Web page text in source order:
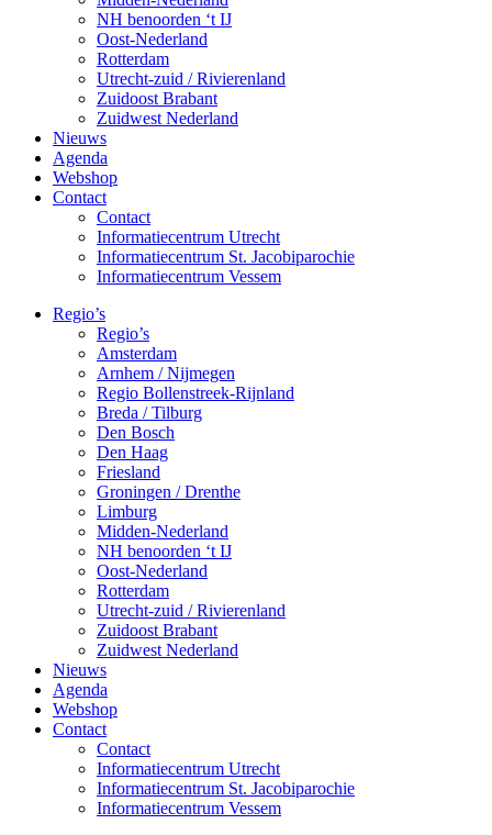
NH benoorden ‘t IJ
Oost-Nederland
Rotterdam
Utrecht-zuid / Rivierenland
Zuidoost Brabant
Zuidwest Nederland
Nieuws
Agenda
Webshop
Contact
Contact
Informatiecentrum Utrecht
Informatiecentrum St. Jacobiparochie
Informatiecentrum Vessem
Regio’s
Regio’s
Amsterdam
Arnhem / Nijmegen
Regio Bollenstreek-Rijnland
Breda / Tilburg
Den Bosch
Den Haag
Friesland
Groningen / Drenthe
Limburg
Midden-Nederland
NH benoorden ‘t IJ
Oost-Nederland
Rotterdam
Utrecht-zuid / Rivierenland
Zuidoost Brabant
Zuidwest Nederland
Nieuws
Agenda
Webshop
Contact
Contact
Informatiecentrum Utrecht
Informatiecentrum St. Jacobiparochie
Informatiecentrum Vessem